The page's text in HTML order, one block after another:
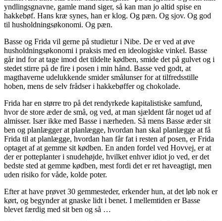
yndlingsgnavne, gamle mand siger, så kan man jo altid spise en
hakkebøf. Hans kræ synes, han er klog. Og pæn. Og sjov. Og god
til husholdningsøkonomi. Og pæn.
Basse og Frida vil gerne på studietur i Nibe. De er ved at øve
husholdningsøkonomi i praksis med en ideologiske vinkel. Basse
går ind for at tage imod det tildelte kødben, smide det på gulvet og i
stedet stirre på de fire i posen i min hånd. Basse ved godt, at
magthaverne udelukkende smider smålunser for at tilfredsstille
hoben, mens de selv frådser i hakkebøffer og chokolade.
Frida har en større tro på det rendyrkede kapitalistiske samfund,
hvor de store æder de små, og ved, at man sjældent får noget ud af
almisser. Især ikke med Basse i nærheden. Så mens Basse æder sit
ben og planlægger at planlægge, hvordan han skal planlægge at få
Frida til at planlægge, hvordan han får fat i resten af posen, er Frida
optaget af at gemme sit kødben. En anden fordel ved Hovvej, er at
der er potteplanter i snudehøjde, hvilket enhver idiot jo ved, er det
bedste sted at gemme kødben, mest fordi det er ret haveagtigt, men
uden risiko for våde, kolde poter.
Efter at have prøvet 30 gemmesteder, erkender hun, at det løb nok er
kørt, og begynder at gnaske lidt i benet. I mellemtiden er Basse
blevet færdig med sit ben og så …